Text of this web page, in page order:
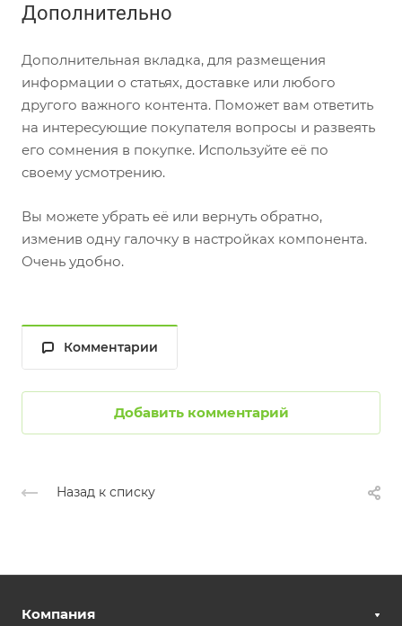
Дополнительно
Дополнительная вкладка, для размещения
информации о статьях, доставке или любого
другого важного контента. Поможет вам ответить
на интересующие покупателя вопросы и развеять
его сомнения в покупке. Используйте её по
своему усмотрению.
Вы можете убрать её или вернуть обратно,
изменив одну галочку в настройках компонента.
Очень удобно.
Комментарии
Добавить комментарий
Назад к списку
Компания